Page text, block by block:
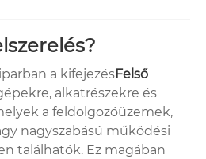
a kifejezésFelső
alkatrészekre és
a feldolgozóüzemek,
nagyszabású működési
találhatók. Ez magában